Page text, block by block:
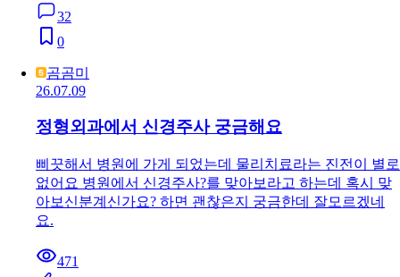
32
0
곰곰미
26.07.09
정형외과에서 신경주사 궁금해요
삐끗해서 병원에 가게 되었는데 물리치료라는 진전이 별로
없어요 병원에서 신경주사?를 맞아보라고 하는데 혹시 맞
아보신분계신가요? 하면 괜찮은지 궁금한데 잘모르겠네
요.
471